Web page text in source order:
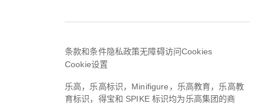
条款和条件隐私政策无障碍访问Cookies
Cookie设置
乐高，乐高标识，Minifigure，乐高教育，乐高教
育标识，得宝和 SPIKE 标识均为乐高集团的商